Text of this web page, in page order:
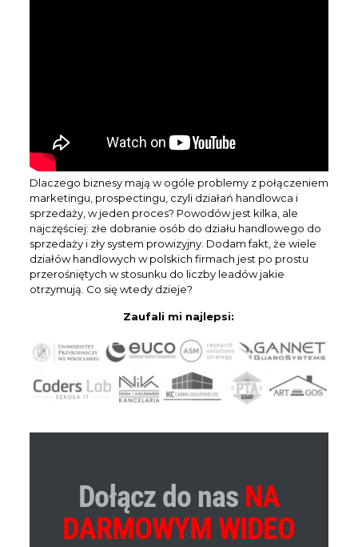
Dlaczego biznesy mają w ogóle problemy z połączeniem
marketingu, prospectingu, czyli działań handlowca i
sprzedaży, w jeden proces? Powodów jest kilka, ale
najczęściej: złe dobranie osób do działu handlowego do
sprzedaży i zły system prowizyjny. Dodam fakt, że wiele
działów handlowych w polskich firmach jest po prostu
przerośniętych w stosunku do liczby leadów jakie
otrzymują. Co się wtedy dzieje?
Zaufali mi najlepsi:
Dołącz do nas NA
DARMOWYM WIDEO